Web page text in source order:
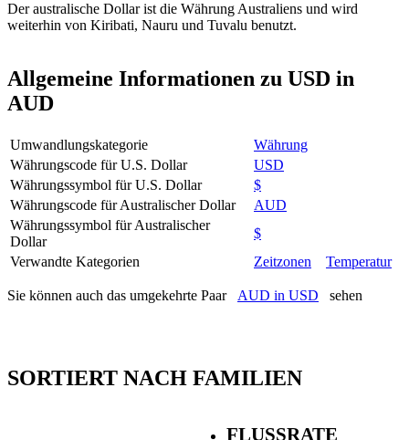
Der australische Dollar ist die Währung Australiens und wird
weiterhin von Kiribati, Nauru und Tuvalu benutzt.
Allgemeine Informationen zu USD in
AUD
Umwandlungskategorie
Währung
Währungscode für U.S. Dollar
USD
Währungssymbol für U.S. Dollar
$
Währungscode für Australischer Dollar
AUD
Währungssymbol für Australischer
Dollar
$
Verwandte Kategorien
Zeitzonen Temperatur
Sie können auch das umgekehrte Paar AUD in USD sehen
SORTIERT NACH FAMILIEN
FLUSSRATE